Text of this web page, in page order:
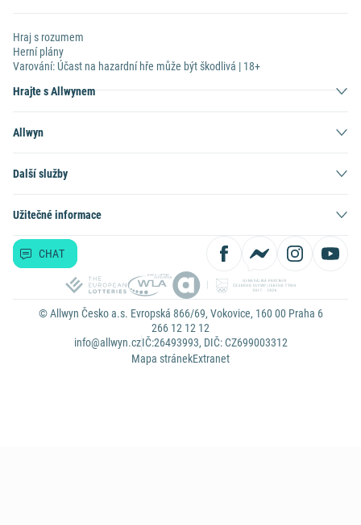
Hraj s rozumem
Herní plány
Varování: Účast na hazardní hře může být škodlivá | 18+
Hrajte s Allwynem
Allwyn
Další služby
Užitečné informace
CHAT
© Allwyn Česko a.s. Evropská 866/69, Vokovice, 160 00 Praha 6
266 12 12 12
info@allwyn.czIČ:26493993, DIČ: CZ699003312
Mapa stránekExtranet